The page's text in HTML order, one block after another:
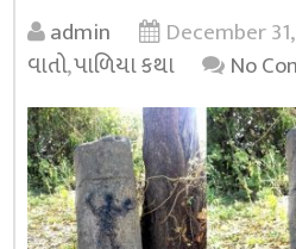
admin December
વાતો,પાળિયા કથા No